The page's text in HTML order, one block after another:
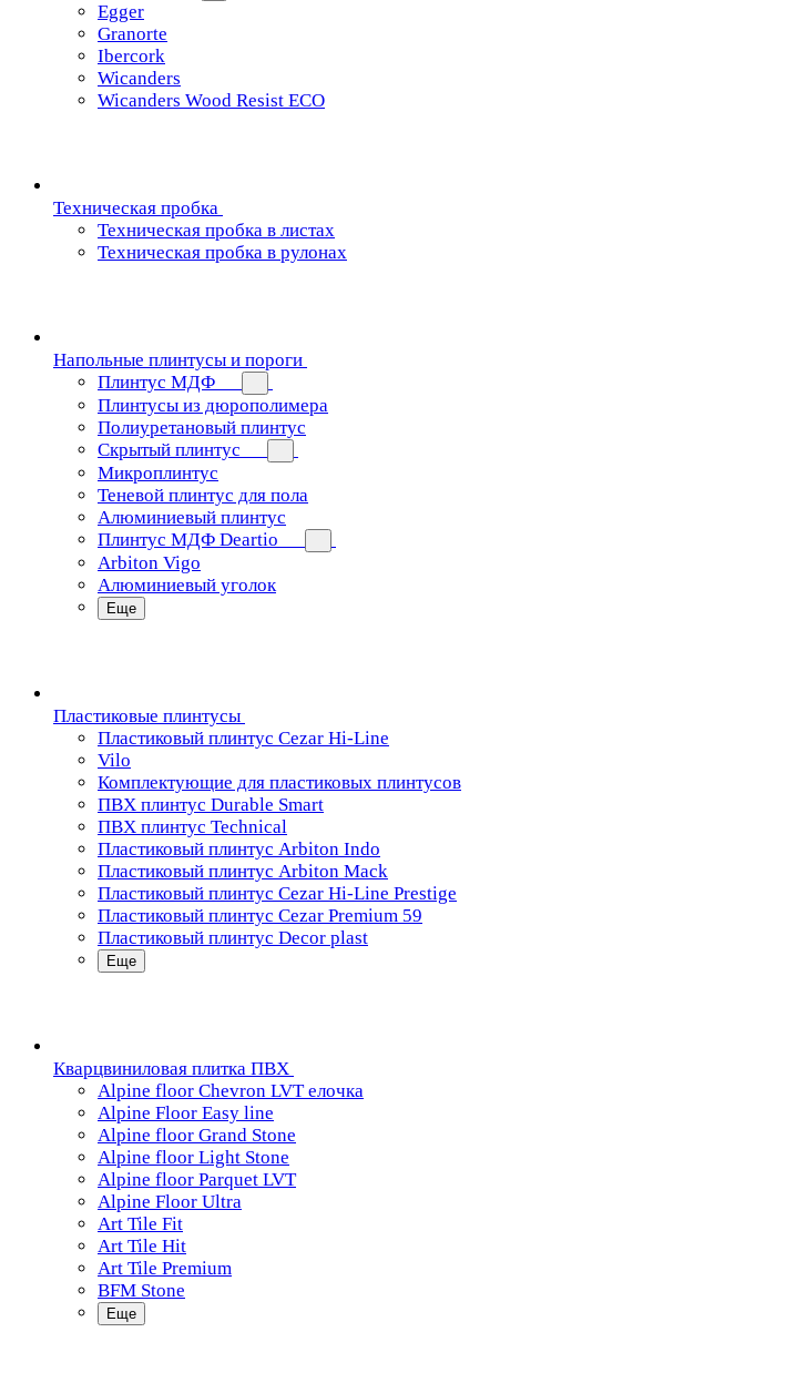
Egger
Granorte
Ibercork
Wicanders
Wicanders Wood Resist ECO
Техническая пробка
Техническая пробка в листах
Техническая пробка в рулонах
Напольные плинтусы и пороги
Плинтус МДФ
Плинтусы из дюрополимера
Полиуретановый плинтус
Скрытый плинтус
Микроплинтус
Теневой плинтус для пола
Алюминиевый плинтус
Плинтус МДФ Deartio
Arbiton Vigo
Алюминиевый уголок
Еще
Пластиковые плинтусы
Пластиковый плинтус Cezar Hi-Line
Vilo
Комплектующие для пластиковых плинтусов
ПВХ плинтус Durable Smart
ПВХ плинтус Technical
Пластиковый плинтус Arbiton Indo
Пластиковый плинтус Arbiton Mack
Пластиковый плинтус Cezar Hi-Line Prestige
Пластиковый плинтус Cezar Premium 59
Пластиковый плинтус Decor plast
Еще
Кварцвиниловая плитка ПВХ
Alpine floor Chevron LVT елочка
Alpine Floor Easy line
Alpine floor Grand Stone
Alpine floor Light Stone
Alpine floor Parquet LVT
Alpine Floor Ultra
Art Tile Fit
Art Tile Hit
Art Tile Premium
BFM Stone
Еще